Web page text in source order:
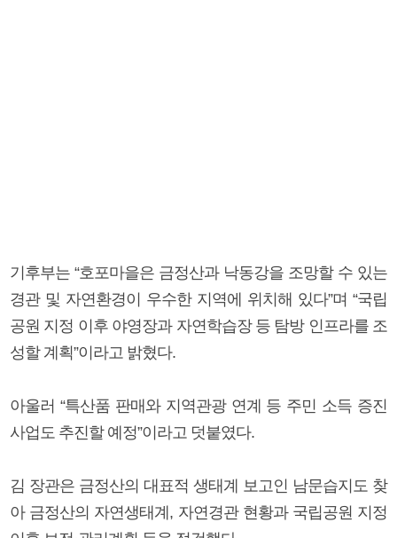
기후부는 “호포마을은 금정산과 낙동강을 조망할 수 있는
경관 및 자연환경이 우수한 지역에 위치해 있다”며 “국립
공원 지정 이후 야영장과 자연학습장 등 탐방 인프라를 조
성할 계획”이라고 밝혔다.
아울러 “특산품 판매와 지역관광 연계 등 주민 소득 증진
사업도 추진할 예정”이라고 덧붙였다.
김 장관은 금정산의 대표적 생태계 보고인 남문습지도 찾
아 금정산의 자연생태계, 자연경관 현황과 국립공원 지정